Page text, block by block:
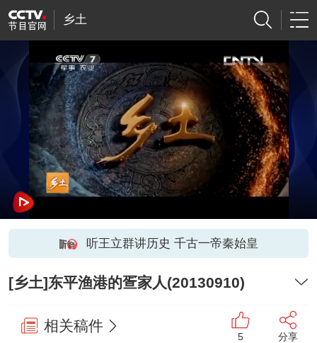
乡土
听王立群讲历史 千古一帝秦始皇
[乡土]东平渔港的疍家人(20130910)
相关稿件
5 分享